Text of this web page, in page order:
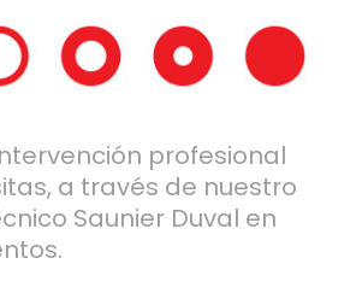
profesional
a través de nuestro
Saunier Duval en